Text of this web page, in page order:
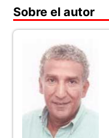
Sobre el autor